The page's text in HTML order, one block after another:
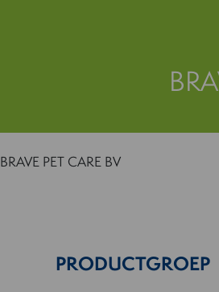
BRAVE PET CARE BV
PRODUCTGROEP